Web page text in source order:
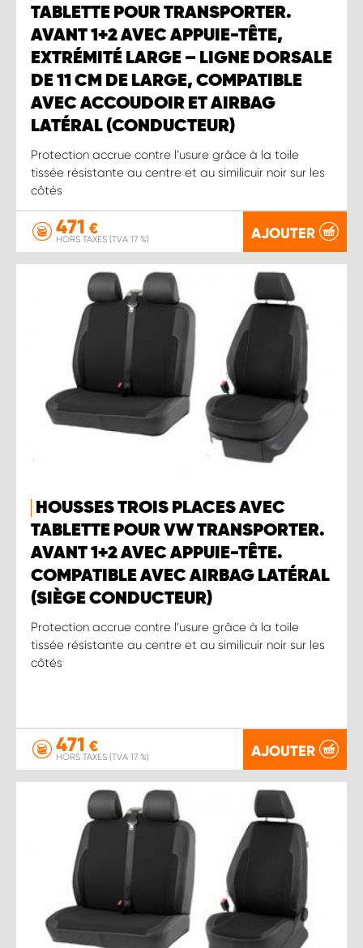
TABLETTE POUR TRANSPORTER.
AVANT 1+2 AVEC APPUIE-TÊTE,
EXTRÉMITÉ LARGE – LIGNE DORSALE
DE 11 CM DE LARGE, COMPATIBLE
AVEC ACCOUDOIR ET AIRBAG
LATÉRAL (CONDUCTEUR)
Protection accrue contre l’usure grâce à la toile
tissée résistante au centre et au similicuir noir sur les
côtés
471 €
HORS TAXES (TVA 17 %) AJOUTER
HOUSSES TROIS PLACES AVEC
TABLETTE POUR VW TRANSPORTER.
AVANT 1+2 AVEC APPUIE-TÊTE.
COMPATIBLE AVEC AIRBAG LATÉRAL
(SIÈGE CONDUCTEUR)
Protection accrue contre l’usure grâce à la toile
tissée résistante au centre et au similicuir noir sur les
côtés
471 €
HORS TAXES (TVA 17 %) AJOUTER